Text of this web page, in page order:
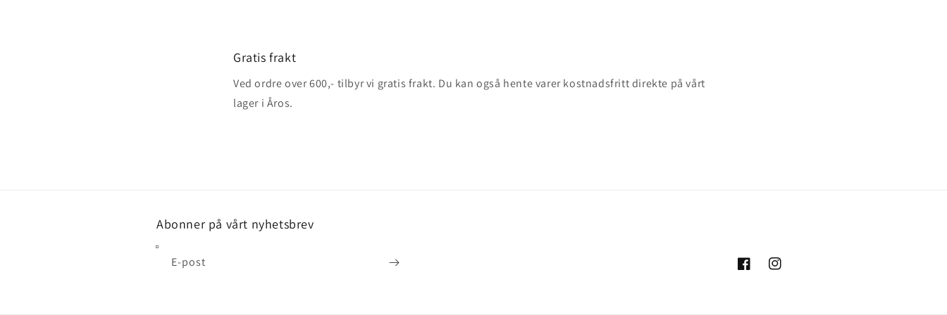
Gratis frakt
Ved ordre over 600,- tilbyr vi gratis frakt. Du kan også hente varer kostnadsfritt direkte på vårt
lager i Åros.
Abonner på vårt nyhetsbrev
E-post
FacebookInstagram